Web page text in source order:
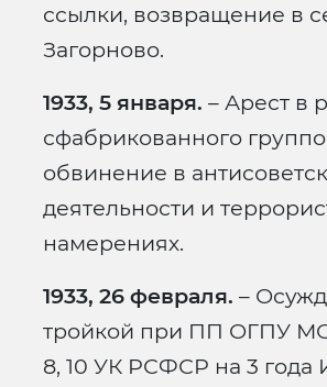
ссылки, возвращение в
Загорново.
1933, 5 января. – Арест в
сфабрикованного
обвинение в
деятельности и
намерениях.
1933, 26 февраля. –
тройкой при ПП ОГПУ МО
8, 10 УК РСФСР на 3 года